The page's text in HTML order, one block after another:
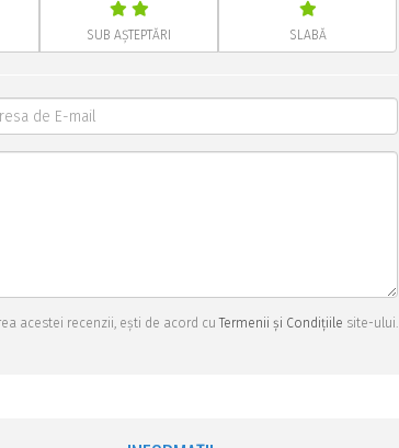
SUB AȘTEPTĂRI SLABĂ
acestei recenzii, ești de acord cuTermenii și Condițiile site-ului.